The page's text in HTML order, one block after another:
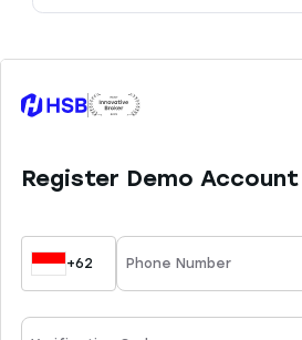
pemahaman dan
yang tepat. HSB Investasi
konten ini. Sesuai
instrumen trading yang
pelajari di website resmi